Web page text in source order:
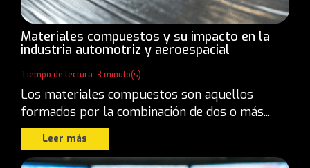
Materiales compuestos y su impacto en la
industria automotriz y aeroespacial
Tiempo de lectura: 3 minuto(s)
Los materiales compuestos son aquellos
formados por la combinación de dos o más...
Leer más